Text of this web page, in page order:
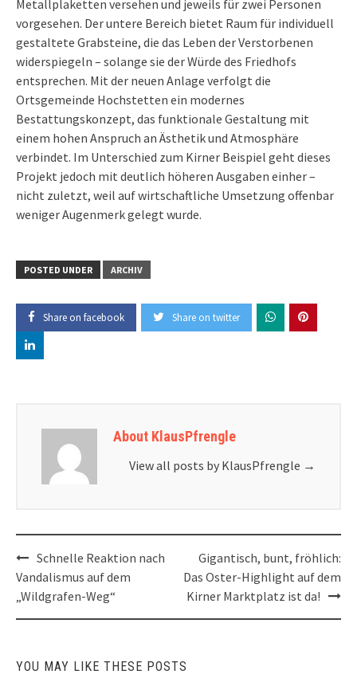
Metallplaketten versehen und jeweils für zwei Personen
vorgesehen. Der untere Bereich bietet Raum für individuell
gestaltete Grabsteine, die das Leben der Verstorbenen
widerspiegeln – solange sie der Würde des Friedhofs
entsprechen. Mit der neuen Anlage verfolgt die
Ortsgemeinde Hochstetten ein modernes
Bestattungskonzept, das funktionale Gestaltung mit
einem hohen Anspruch an Ästhetik und Atmosphäre
verbindet. Im Unterschied zum Kirner Beispiel geht dieses
Projekt jedoch mit deutlich höheren Ausgaben einher –
nicht zuletzt, weil auf wirtschaftliche Umsetzung offenbar
weniger Augenmerk gelegt wurde.
POSTED UNDER ARCHIV
Share on facebook Share on twitter
About KlausPfrengle
View all posts by KlausPfrengle →
Post
navigation
Schnelle Reaktion nach
Vandalismus auf dem
„Wildgrafen-Weg“
Gigantisch, bunt, fröhlich:
Das Oster-Highlight auf dem
Kirner Marktplatz ist da!
YOU MAY LIKE THESE POSTS